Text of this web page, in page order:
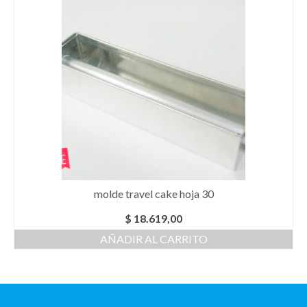
molde travel cake hoja 30
$ 18.619,00
AÑADIR AL CARRITO